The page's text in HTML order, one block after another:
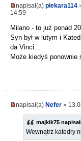
napisał(a) piekara114
14:59
Milano - to już ponad
Syn był w lutym i
da Vinci...
Może kiedyś
napisał(a) Nefer »
majkik75
Wewnątrz katedry